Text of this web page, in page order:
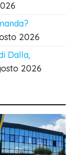
2026
Dalla,
2026